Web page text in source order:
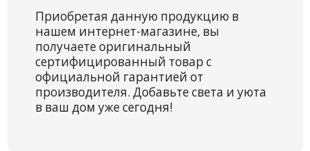
Приобретая данную продукцию в
нашем интернет-магазине, вы
получаете оригинальный
сертифицированный товар с
официальной гарантией от
производителя. Добавьте света и уюта
в ваш дом уже сегодня!